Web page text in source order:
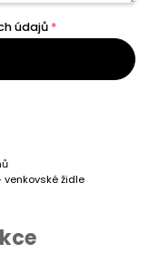
údajů *
venkovské židle